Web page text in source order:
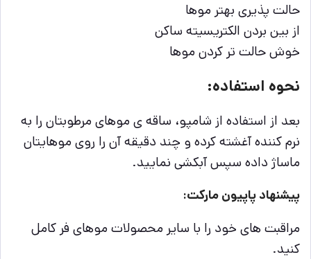
حالت پذیری بهتر موها
از بین بردن الکتریسیته ساکن
خوش حالت تر کردن موها
نحوه استفاده:
بعد از استفاده از شامپو، ساقه ی موهای مرطوبتان را به
نرم کننده آغشته کرده و چند دقیقه آن را روی موهایتان
ماساژ داده سپس آبکشی نمایید.
پیشنهاد پاپیون مارکت:
مراقبت های خود را با سایر محصولات موهای فر کامل
کنید.